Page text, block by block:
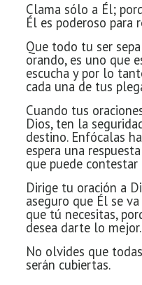
Clama sólo a Él;
Él es poderoso para
Que todo tu ser
orando, es uno que
escucha y por lo
cada una de tus
Cuando tus
Dios, ten la
destino. Enfócalas
espera una
que puede
Dirige tu oración a
aseguro que Él se
que tú necesitas,
desea darte lo mejor.
No olvides que
serán cubiertas.